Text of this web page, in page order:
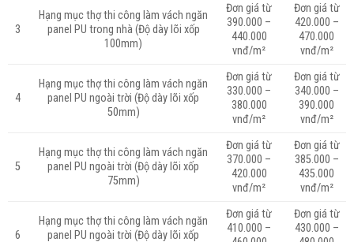
3
Hạng mục thợ thi công làm vách ngăn
panel PU trong nhà (Độ dày lõi xốp
100mm)
Đơn giá từ
390.000 –
440.000
vnđ/m²
Đơn giá từ
420.000 –
470.000
vnđ/m²
4
Hạng mục thợ thi công làm vách ngăn
panel PU ngoài trời (Độ dày lõi xốp
50mm)
Đơn giá từ
330.000 –
380.000
vnđ/m²
Đơn giá từ
340.000 –
390.000
vnđ/m²
5
Hạng mục thợ thi công làm vách ngăn
panel PU ngoài trời (Độ dày lõi xốp
75mm)
Đơn giá từ
370.000 –
420.000
vnđ/m²
Đơn giá từ
385.000 –
435.000
vnđ/m²
6
Hạng mục thợ thi công làm vách ngăn
panel PU ngoài trời (Độ dày lõi xốp
Đơn giá từ
410.000 –
Đơn giá từ
430.000 –